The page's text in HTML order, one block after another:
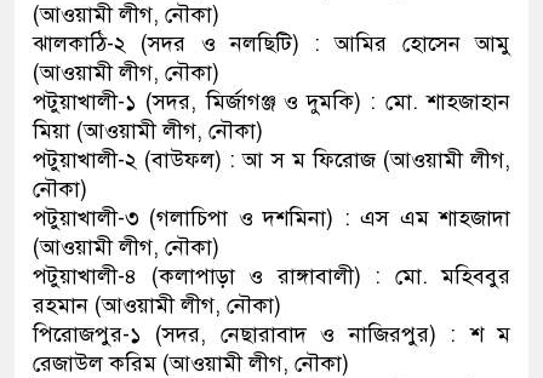
(আওয়ামী লীগ, নৌকা)
ঝালকাঠি-২ (সদর ও নলছিটি) : আমির হোসেন আমু
(আওয়ামী লীগ, নৌকা)
পটুয়াখালী-১ (সদর, মির্জাগঞ্জ ও দুমকি) : মো. শাহজাহান
মিয়া (আওয়ামী লীগ, নৌকা)
পটুয়াখালী-২ (বাউফল) : আ স ম ফিরোজ (আওয়ামী লীগ,
নৌকা)
পটুয়াখালী-৩ (গলাচিপা ও দশমিনা) : এস এম শাহজাদা
(আওয়ামী লীগ, নৌকা)
পটুয়াখালী-৪ (কলাপাড়া ও রাঙ্গাবালী) : মো. মহিববুর
রহমান (আওয়ামী লীগ, নৌকা)
পিরোজপুর-১ (সদর, নেছারাবাদ ও নাজিরপুর) : শ ম
রেজাউল করিম (আওয়ামী লীগ, নৌকা)